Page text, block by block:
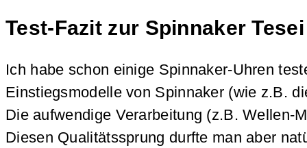
Test-Fazit zur Spinnaker
Ich habe schon einige Spinnaker-Uhren
Einstiegsmodelle von Spinnaker (wie z.B.
Die aufwendige Verarbeitung (z.B. Wellen-
Diesen Qualitätssprung durfte man aber